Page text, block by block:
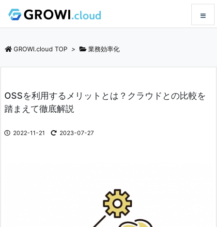
GROWI.cloud TOP > 業務効率化
OSSを利用するメリットとは？クラウドとの比較を
踏まえて徹底解説
2022-11-21 2023-07-27